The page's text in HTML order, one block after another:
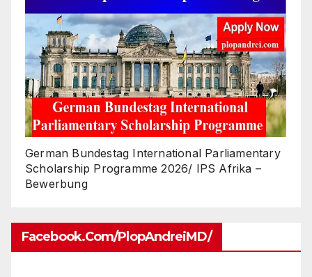
German Bundestag International Parliamentary
Scholarship Programme 2026/ IPS Afrika –
Bewerbung
Facebook.com/PlopAndreiMD/